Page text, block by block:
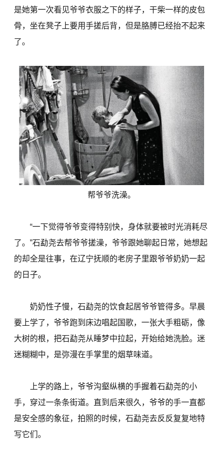
是她第一次看见爷爷衣服之下的样子，干柴一样的皮包
骨，坐在凳子上要用手搓后背，但是胳膊已经抬不起来
了。
帮爷爷洗澡。
“一下觉得爷爷变得特别快，身体就要被时光消耗尽
了。”石勐尧去帮爷爷搓澡，爷爷跟她聊起日常，她想起
的却全是往事，在辽宁抚顺的老房子里跟爷爷奶奶一起
的日子。
奶奶性子慢，石勐尧的饮食起居爷爷管得多。早晨
要上学了，爷爷跑到床边唱起国歌，一张大手粗砺，像
大树的根，把石勐尧从睡梦中拉起，开始给她洗脸。迷
迷糊糊中，是弥漫在手掌里的烟草味道。
上学的路上，爷爷沟壑纵横的手握着石勐尧的小
手，穿过一条条街道。直到后来很久，爷爷的手一直都
是安全感的象征，拍照的时候，石勐尧去反反复复地特
写它们。